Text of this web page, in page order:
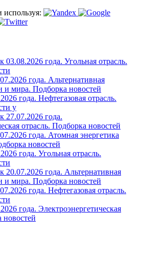
03.08.2026 года. Угольная отрасль.
года. Альтернативная
и мира. Подборка новостей
года. Нефтегазовая отрасль.
у
27.07.2026 года.
отрасль. Подборка новостей
года. Атомная энергетика
новостей
года. Угольная отрасль.
20.07.2026 года. Альтернативная
и мира. Подборка новостей
года. Нефтегазовая отрасль.
года. Электроэнергетическая
новостей